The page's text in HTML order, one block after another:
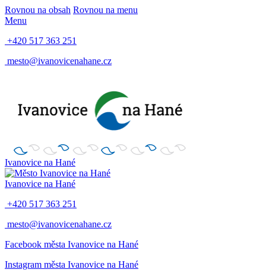
Rovnou na obsah Rovnou na menu
Menu
+420 517 363 251
mesto@ivanovicenahane.cz
Ivanovice na Hané
Ivanovice na Hané
+420 517 363 251
mesto@ivanovicenahane.cz
Facebook města Ivanovice na Hané
Instagram města Ivanovice na Hané